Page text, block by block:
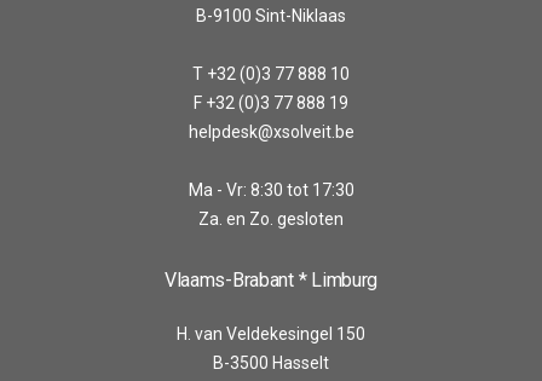
B-9100 Sint-Niklaas
T +32 (0)3 77 888 10
F +32 (0)3 77 888 19
helpdesk@xsolveit.be
Ma - Vr: 8:30 tot 17:30
Za. en Zo. gesloten
Vlaams-Brabant * Limburg
H. van Veldekesingel 150
B-3500 Hasselt